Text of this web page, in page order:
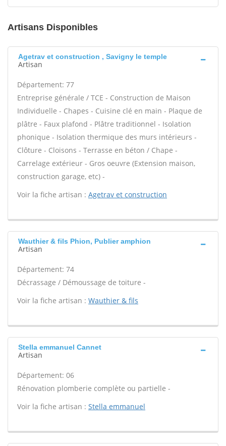
Artisans Disponibles
Agetrav et construction , Savigny le temple
Artisan
Département: 77
Entreprise générale / TCE - Construction de Maison
Individuelle - Chapes - Cuisine clé en main - Plaque de
plâtre - Faux plafond - Plâtre traditionnel - Isolation
phonique - Isolation thermique des murs intérieurs -
Clôture - Cloisons - Terrasse en béton / Chape -
Carrelage extérieur - Gros oeuvre (Extension maison,
construction garage, etc) -
Voir la fiche artisan : Agetrav et construction
Wauthier & fils Phion, Publier amphion
Artisan
Département: 74
Décrassage / Démoussage de toiture -
Voir la fiche artisan : Wauthier & fils
Stella emmanuel Cannet
Artisan
Département: 06
Rénovation plomberie complète ou partielle -
Voir la fiche artisan : Stella emmanuel